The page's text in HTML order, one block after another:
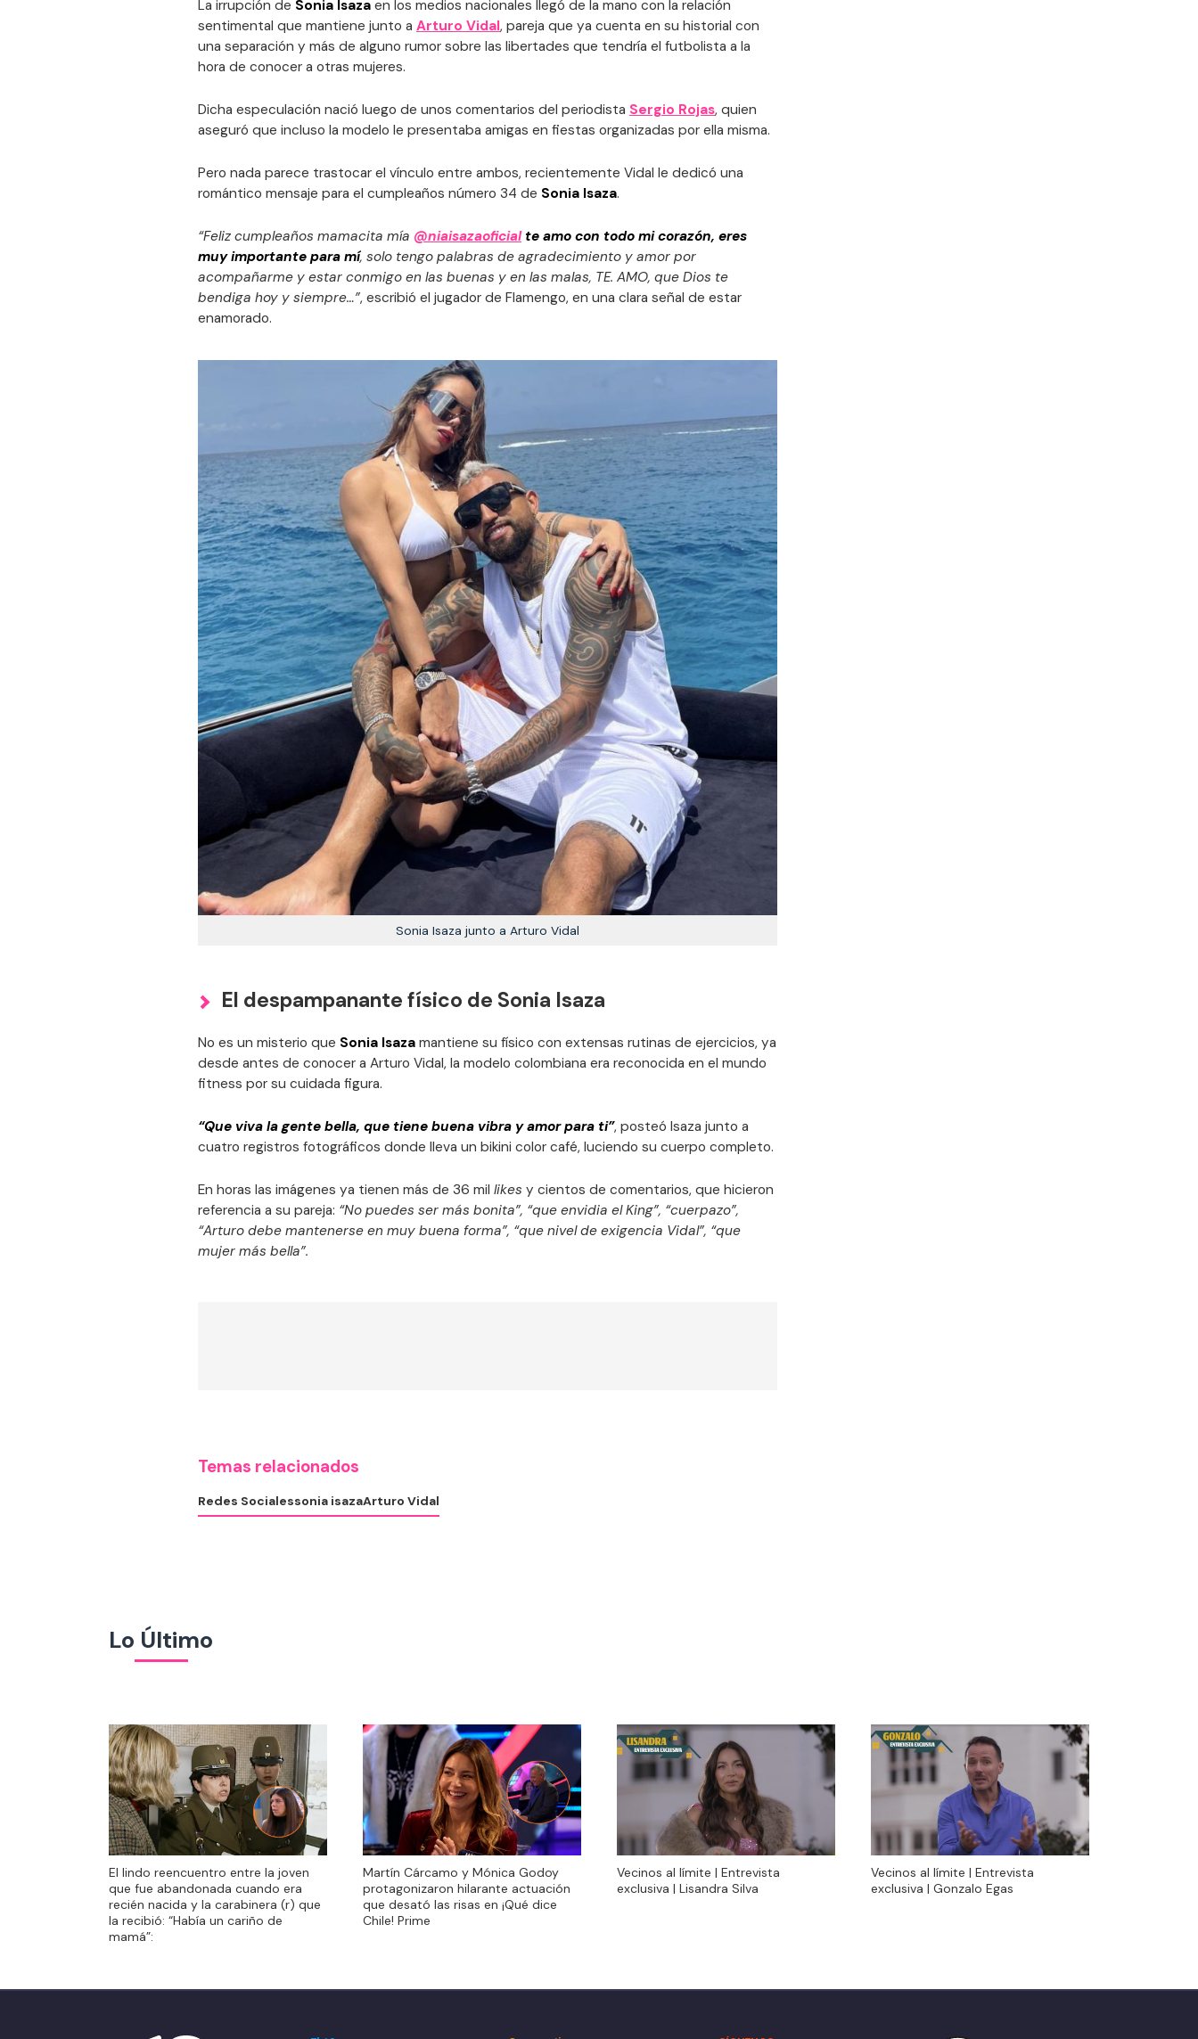
La irrupción de Sonia Isaza en los medios nacionales llegó de la mano con la relación
sentimental que mantiene junto a Arturo Vidal, pareja que ya cuenta en su historial con
una separación y más de alguno rumor sobre las libertades que tendría el futbolista a la
hora de conocer a otras mujeres.
Dicha especulación nació luego de unos comentarios del periodista Sergio Rojas, quien
aseguró que incluso la modelo le presentaba amigas en fiestas organizadas por ella misma.
Pero nada parece trastocar el vínculo entre ambos, recientemente Vidal le dedicó una
romántico mensaje para el cumpleaños número 34 de Sonia Isaza.
“Feliz cumpleaños mamacita mía @niaisazaoficial te amo con todo mi corazón, eres
muy importante para mí, solo tengo palabras de agradecimiento y amor por
acompañarme y estar conmigo en las buenas y en las malas, TE. AMO, que Dios te
bendiga hoy y siempre…”, escribió el jugador de Flamengo, en una clara señal de estar
enamorado.
Sonia Isaza junto a Arturo Vidal
El despampanante físico de Sonia Isaza
No es un misterio que Sonia Isaza mantiene su físico con extensas rutinas de ejercicios, ya
desde antes de conocer a Arturo Vidal, la modelo colombiana era reconocida en el mundo
fitness por su cuidada figura.
“Que viva la gente bella, que tiene buena vibra y amor para ti”, posteó Isaza junto a
cuatro registros fotográficos donde lleva un bikini color café, luciendo su cuerpo completo.
En horas las imágenes ya tienen más de 36 mil likes y cientos de comentarios, que hicieron
referencia a su pareja: “No puedes ser más bonita”, “que envidia el King”, “cuerpazo”,
“Arturo debe mantenerse en muy buena forma”, “que nivel de exigencia Vidal”, “que
mujer más bella”.
Temas relacionados
Redes Socialessonia isazaArturo Vidal
Lo Último
que fue abandonada cuando era
recién nacida y la carabinera (r) que
la recibió: “Había un cariño de
mamá”:
El lindo reencuentro entre la joven
que fue abandonada cuando era
recién nacida y la carabinera (r) que
la recibió: “Había un cariño de
mamá”:
protagonizaron hilarante actuación
que desató las risas en ¡Qué dice
Chile! Prime
Martín Cárcamo y Mónica Godoy
protagonizaron hilarante actuación
que desató las risas en ¡Qué dice
Chile! Prime
exclusiva | Lisandra Silva
Vecinos al límite | Entrevista
exclusiva | Lisandra Silva
exclusiva | Gonzalo Egas
Vecinos al límite | Entrevista
exclusiva | Gonzalo Egas